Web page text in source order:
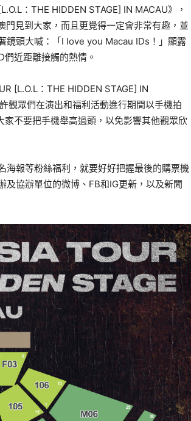
：THE HIDDEN STAGE] IN MACAU》，
見到大家，而且更覺得一定會非常有趣，並
鏡頭大喊：「I love you Macau IDs！」顯露
近距離接觸的熱情。
[L.O.L：THE HIDDEN STAGE] IN
觀眾們在演出和福利活動進行期間以手機拍
不要把手機舉高過頭，以免影響其他觀眾欣
海報等粉絲福利，就要好好把握最後的購票機
協辦單位的微博、FB和IG更新，以及新聞